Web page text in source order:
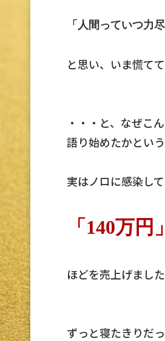
「人間っていつ力
と思い、いま慌て
・・・と、なぜこ
語り始めたかという
実はノロに感染し
「140万円」
ほどを売上げました
ずっと寝たきりだっ